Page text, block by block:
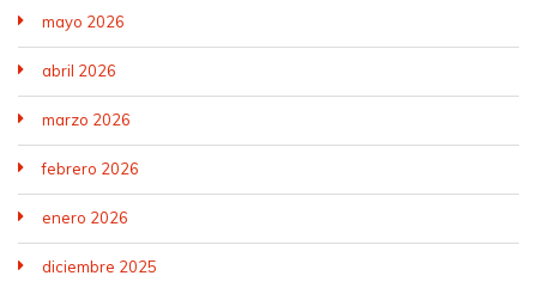
mayo 2026
abril 2026
marzo 2026
febrero 2026
enero 2026
diciembre 2025